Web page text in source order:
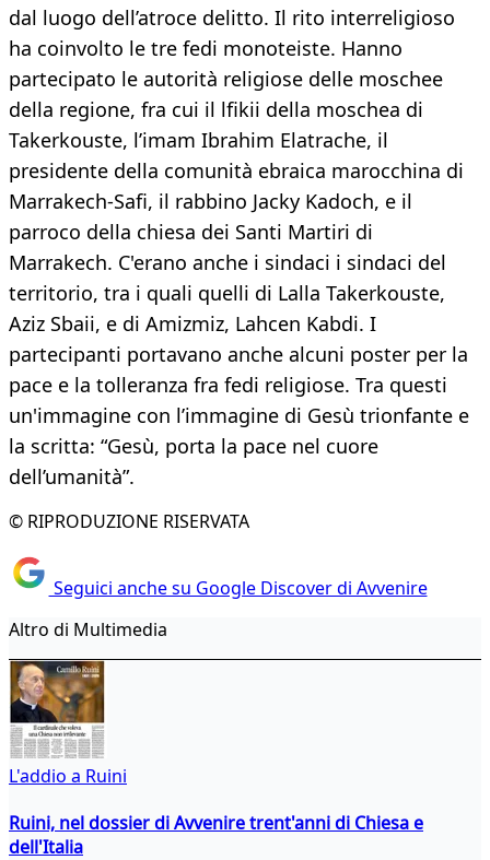
dal luogo dell’atroce delitto. Il rito interreligioso
ha coinvolto le tre fedi monoteiste. Hanno
partecipato le autorità religiose delle moschee
della regione, fra cui il lfikii della moschea di
Takerkouste, l’imam Ibrahim Elatrache, il
presidente della comunità ebraica marocchina di
Marrakech-Safi, il rabbino Jacky Kadoch, e il
parroco della chiesa dei Santi Martiri di
Marrakech. C'erano anche i sindaci i sindaci del
territorio, tra i quali quelli di Lalla Takerkouste,
Aziz Sbaii, e di Amizmiz, Lahcen Kabdi. I
partecipanti portavano anche alcuni poster per la
pace e la tolleranza fra fedi religiose. Tra questi
un'immagine con l’immagine di Gesù trionfante e
la scritta: “Gesù, porta la pace nel cuore
dell’umanità”.
© RIPRODUZIONE RISERVATA
Seguici anche su Google Discover di Avvenire
Altro di Multimedia
L'addio a Ruini
Ruini, nel dossier di Avvenire trent'anni di Chiesa e
dell'Italia